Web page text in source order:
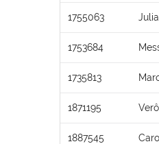
1755063
1753684
1735813
1871195
1887545